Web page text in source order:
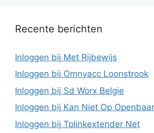
Recente berichten
Inloggen bij Met Rijbewijs
Inloggen bij Omnyacc Loonstrook
Inloggen bij Sd Worx Belgie
Inloggen bij Kan Niet Op
Inloggen bij Tplinkextender Net